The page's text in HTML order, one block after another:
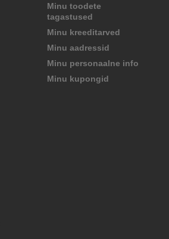
Minu toodete
tagastused
Minu kreeditarved
Minu aadressid
Minu personaalne info
Minu kupongid